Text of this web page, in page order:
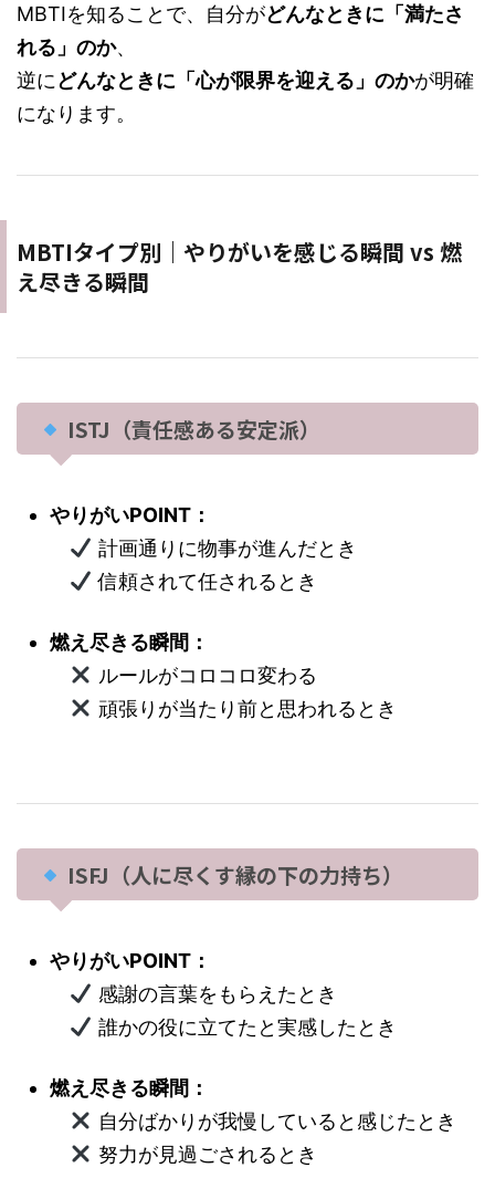
MBTIを知ることで、自分がどんなときに「満たさ
れる」のか、
逆にどんなときに「心が限界を迎える」のかが明確
になります。
MBTIタイプ別｜やりがいを感じる瞬間 vs 燃
え尽きる瞬間
ISTJ（責任感ある安定派）
やりがいPOINT：
計画通りに物事が進んだとき
信頼されて任されるとき
燃え尽きる瞬間：
ルールがコロコロ変わる
頑張りが当たり前と思われるとき
ISFJ（人に尽くす縁の下の力持ち）
やりがいPOINT：
感謝の言葉をもらえたとき
誰かの役に立てたと実感したとき
燃え尽きる瞬間：
自分ばかりが我慢していると感じたとき
努力が見過ごされるとき